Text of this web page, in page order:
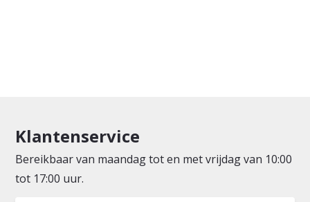
Klantenservice
Bereikbaar van maandag tot en met vrijdag van 10:00
tot 17:00 uur.